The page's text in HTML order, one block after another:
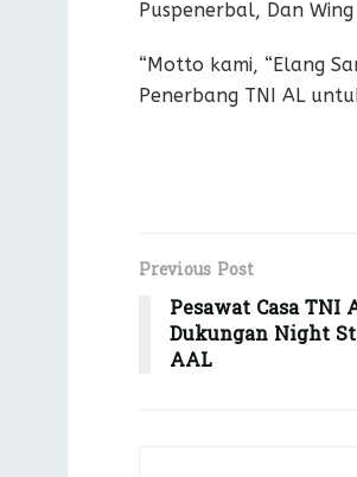
Puspenerbal, Dan
“Motto kami, “Elang
Penerbang TNI AL
Previous Post
Pesawat Casa TNI
Dukungan Night
AAL